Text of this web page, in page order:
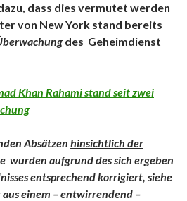
dass dies vermutet werden
von New York stand bereits
des Geheimdienst
Khan Rahami stand seit zwei
Absätzen hinsichtlich der
wurden aufgrund des sich ergeben
entsprechend korrigiert, siehe
einem – entwirrendend –